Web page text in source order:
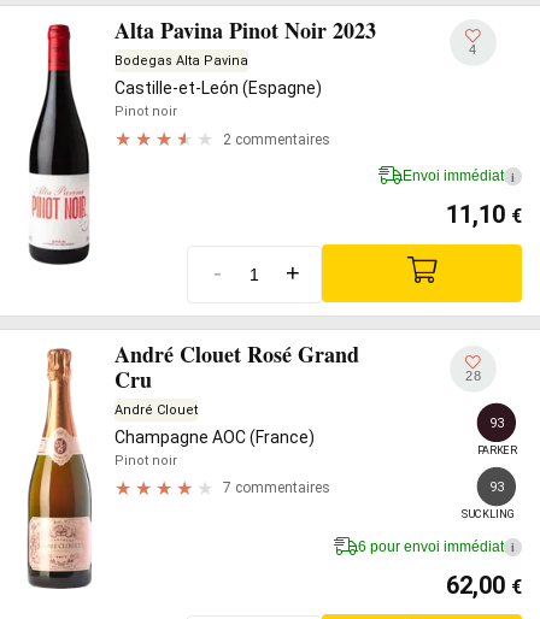
Alta Pavina Pinot Noir 2023
Bodegas Alta Pavina
Castille-et-León (Espagne)
Pinot noir
2 commentaires
4
Envoi immédiat i
11,10 €
- +
André Clouet Rosé Grand
Cru
André Clouet
Champagne AOC (France)
Pinot noir
7 commentaires
28
93
PARKER
93
SUCKLING
6 pour envoi immédiat i
62,00 €